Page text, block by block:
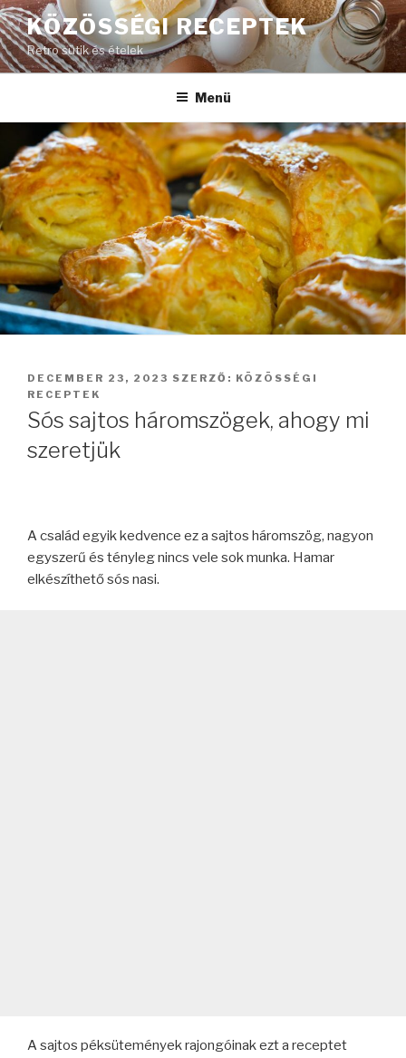
Tartalomhoz
KÖZÖSSÉGI RECEPTEK
Retro sütik és ételek
Menü
BEKÜLDVE:
DECEMBER 23, 2023 SZERZŐ: KÖZÖSSÉGI
RECEPTEK
Sós sajtos háromszögek, ahogy mi
szeretjük
A család egyik kedvence ez a sajtos háromszög, nagyon
egyszerű és tényleg nincs vele sok munka. Hamar
elkészíthető sós nasi.
A sajtos péksütemények rajongóinak ezt a receptet